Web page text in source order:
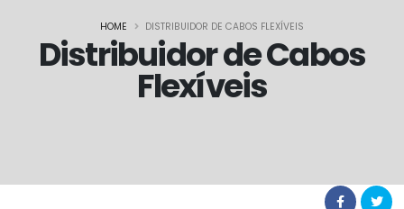
Distribuidor de Cabos
Flexíveis
HOME DISTRIBUIDOR DE CABOS FLEXÍVEIS